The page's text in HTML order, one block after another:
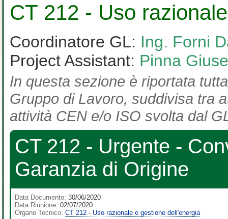
CT 212 - Uso
Coordinatore GL: Ing. Forni
Project Assistant: Pinna
In questa sezione è riportata
Gruppo di Lavoro, suddivisa tra
attività CEN e/o ISO svolta dal
CT 212 - Urgente -
Garanzia di Origine
Data Documento: 30/06/2020
Data Riunione: 02/07/2020
Organo Tecnico: CT 212 - Uso razionale e gestione dell'energia